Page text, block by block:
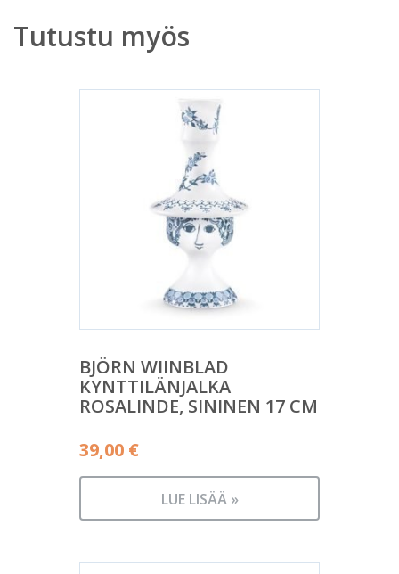
Tutustu myös
BJÖRN WIINBLAD
KYNTTILÄNJALKA
ROSALINDE, SININEN 17 CM
39,00 €
LUE LISÄÄ »